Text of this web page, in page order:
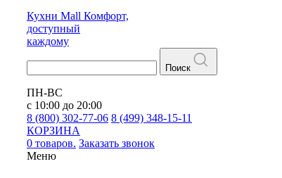
Кухни Mall Комфорт,
доступный
каждому
Поиск
ПН-ВС
с 10:00 до 20:00
8 (800) 302-77-06 8 (499) 348-15-11
КОРЗИНА
0 товаров. Заказать звонок
Меню